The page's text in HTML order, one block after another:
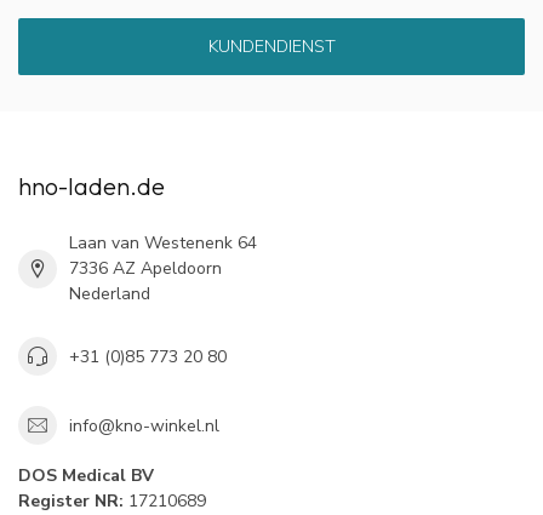
KUNDENDIENST
hno-laden.de
Laan van Westenenk 64
7336 AZ Apeldoorn
Nederland
+31 (0)85 773 20 80
info@kno-winkel.nl
DOS Medical BV
Register NR: 17210689